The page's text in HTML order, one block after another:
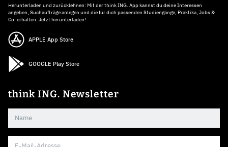
Herunterladen und zurücklehnen: Mit der think ING. App kannst du deine Interessen
angeben, Suchaufträge anlegen und die für dich passenden Studiengänge, Praktika, Jobs &
Co. erhalten. Jetzt herunterladen!
APPLE App Store
GOOGLE Play Store
think ING. Newsletter